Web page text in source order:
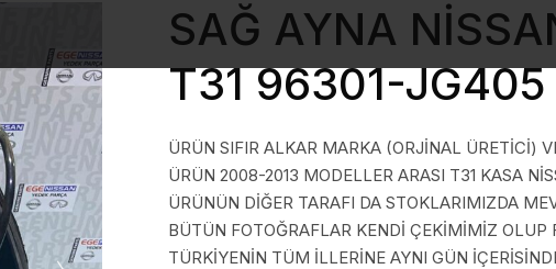
SAĞ AYNA
T31 96301-JG405
ÜRÜN SIFIR ALKAR MARKA (ORJİNAL ÜRETİCİ)
ÜRÜN 2008-2013 MODELLER ARASI T31 KASA
ÜRÜNÜN DİĞER TARAFI DA STOKLARIMIZDA
BÜTÜN FOTOĞRAFLAR KENDİ ÇEKİMİMİZ OLUP
TÜRKİYENİN TÜM İLLERİNE AYNI GÜN